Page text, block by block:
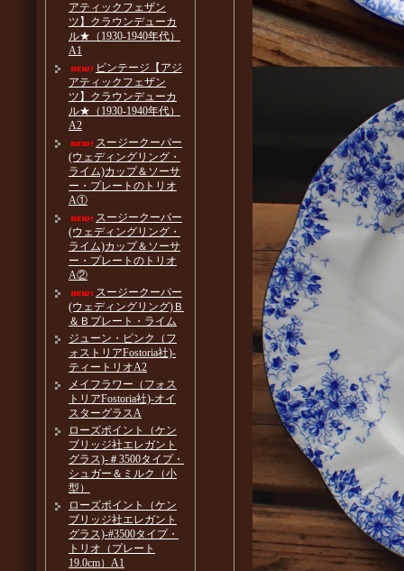
アティックフェザン
ツ】クラウンデューカ
ル★（1930-1940年代）
A1
ビンテージ【アジ
アティックフェザン
ツ】クラウンデューカ
ル★（1930-1940年代）
A2
スージークーパー
(ウェディングリング・
ライム)カップ＆ソーサ
ー・プレートのトリオ
A①
スージークーパー
(ウェディングリング・
ライム)カップ＆ソーサ
ー・プレートのトリオ
A②
スージークーパー
(ウェディングリング)Ｂ
＆Ｂプレート・ライム
ジューン・ピンク（フ
ォストリアFostoria社)-
ティートリオA2
メイフラワー（フォス
トリアFostoria社)-オイ
スターグラスA
ローズポイント（ケン
ブリッジ社エレガント
グラス)-＃3500タイプ・
シュガー＆ミルク（小
型）
ローズポイント（ケン
ブリッジ社エレガント
グラス)-#3500タイプ・
トリオ（プレート
19.0cm）A1